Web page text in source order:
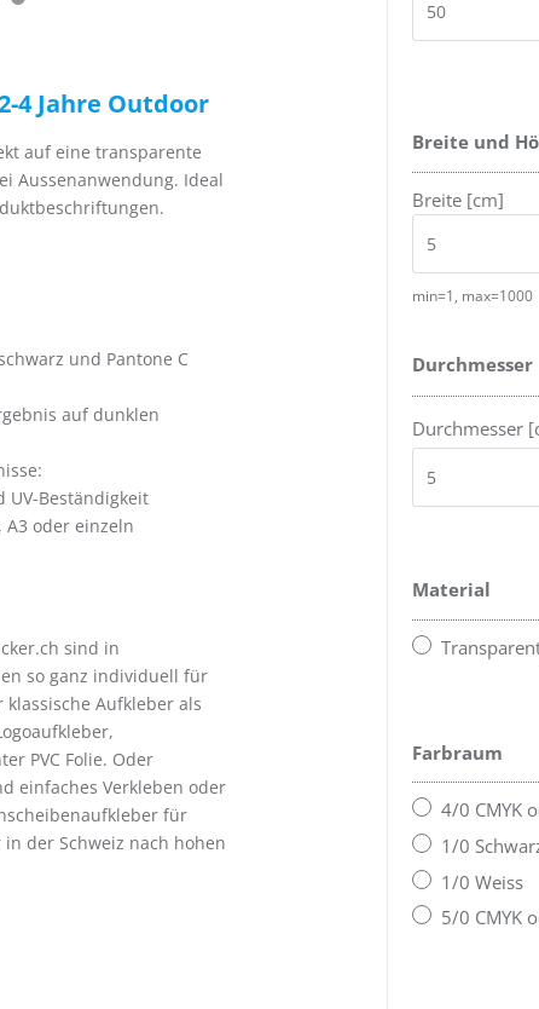
4 Jahre Outdoor
auf eine transparente
Aussenanwendung. Ideal
und Pantone C
auf dunklen
Beständigkeit
A3 oder einzeln
sind in
so ganz individuell für
Aufkleber als
PVC Folie. Oder
einfaches Verkleben oder
für
der Schweiz nach hohen
Breite und
Breite [cm]
min=1, max=1000
Durchmesser
Durchmesser
Material
Farbraum
4/0 CMYK
1/0
1/0 Weiss
5/0 CMYK